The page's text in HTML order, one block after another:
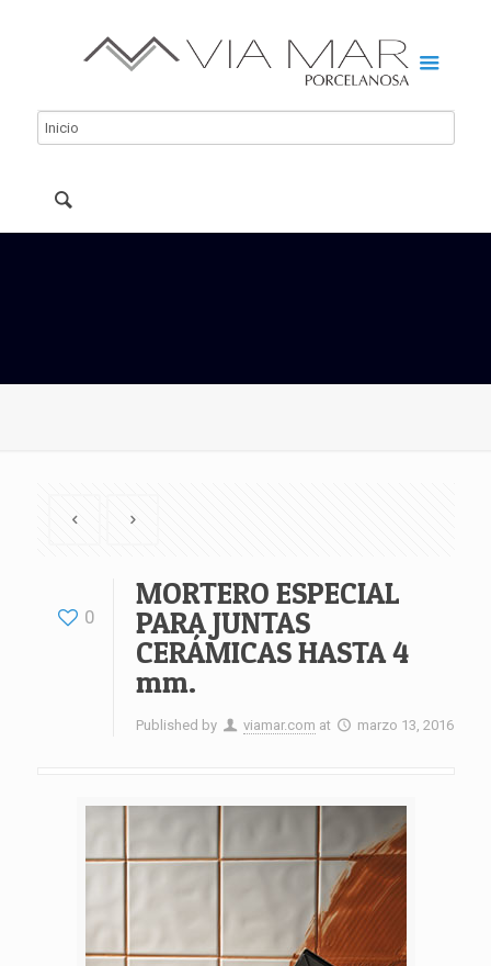
0
MORTERO ESPECIAL
PARA JUNTAS
CERÁMICAS HASTA 4
mm.
Published by viamar.com at marzo 13, 2016